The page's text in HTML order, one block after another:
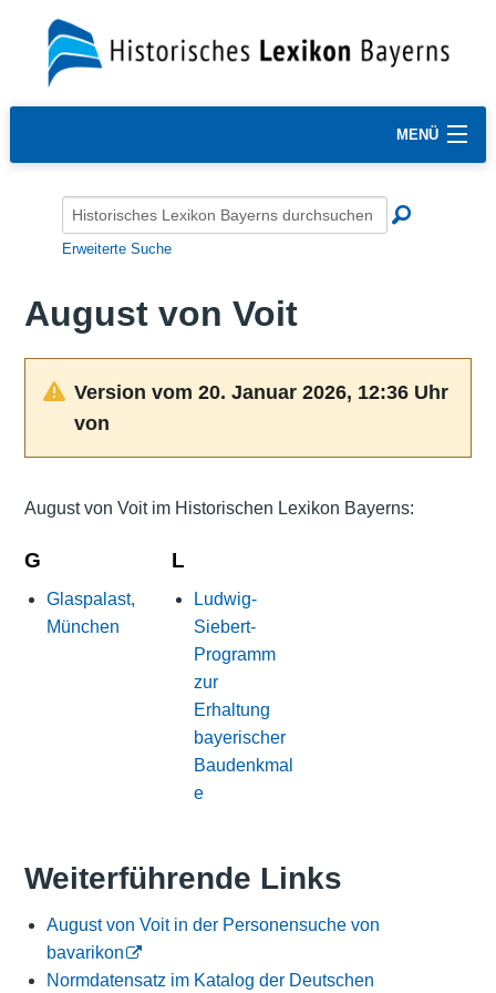
MENÜ
Erweiterte Suche
August von Voit
Version vom 20. Januar 2026, 12:36 Uhr
von
August von Voit im Historischen Lexikon Bayerns:
G
Glaspalast,
München
L
Ludwig-
Siebert-
Programm
zur
Erhaltung
bayerischer
Baudenkmal
e
Weiterführende Links
August von Voit in der Personensuche von
bavarikon
Normdatensatz im Katalog der Deutschen